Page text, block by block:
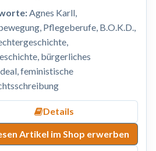
Agnes Karll,
Pflegeberufe, B.O.K.D.,
bürgerliches
feministische
Details
Artikel im Shop erwerben